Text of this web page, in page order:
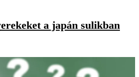
a japán sulikban